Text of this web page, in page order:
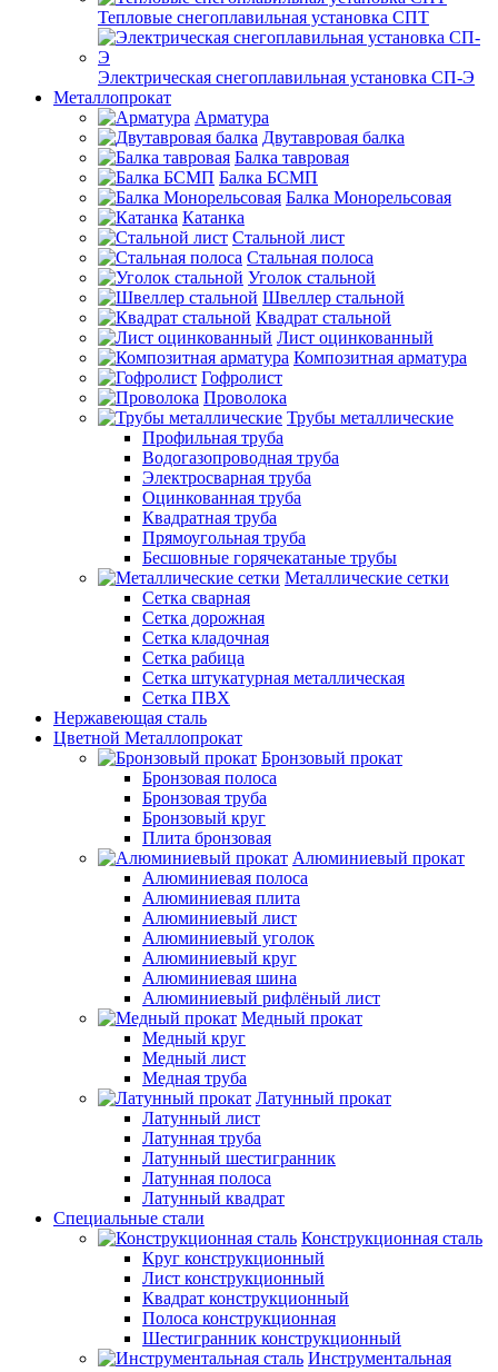
Тепловые снегоплавильная установка СПТ
Электрическая снегоплавильная установка СП-Э
Металлопрокат
Арматура
Двутавровая балка
Балка тавровая
Балка БСМП
Балка Монорельсовая
Катанка
Стальной лист
Стальная полоса
Уголок стальной
Швеллер стальной
Квадрат стальной
Лист оцинкованный
Композитная арматура
Гофролист
Проволока
Трубы металлические
Профильная труба
Водогазопроводная труба
Электросварная труба
Оцинкованная труба
Квадратная труба
Прямоугольная труба
Бесшовные горячекатаные трубы
Металлические сетки
Сетка сварная
Сетка дорожная
Сетка кладочная
Сетка рабица
Сетка штукатурная металлическая
Сетка ПВХ
Нержавеющая сталь
Цветной Металлопрокат
Бронзовый прокат
Бронзовая полоса
Бронзовая труба
Бронзовый круг
Плита бронзовая
Алюминиевый прокат
Алюминиевая полоса
Алюминиевая плита
Алюминиевый лист
Алюминиевый уголок
Алюминиевый круг
Алюминиевая шина
Алюминиевый рифлёный лист
Медный прокат
Медный круг
Медный лист
Медная труба
Латунный прокат
Латунный лист
Латунная труба
Латунный шестигранник
Латунная полоса
Латунный квадрат
Специальные стали
Конструкционная сталь
Круг конструкционный
Лист конструкционный
Квадрат конструкционный
Полоса конструкционная
Шестигранник конструкционный
Инструментальная